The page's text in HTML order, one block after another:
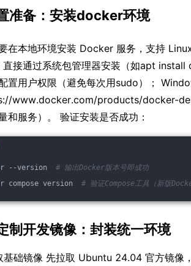
准备：安装docker环境
在本地环境安装 Docker 服务，支持
直接通过系统包管理器安装（如apt
置用户权限（避免每次用sudo）；
www.docker.com/products/docker-
和服务）。 验证安装是否成功：
--version # 输出Docker版本号即成功
compose version # 验证Compose工具（新版
制开发镜像：封装统一环境
基础镜像 先拉取 Ubuntu 24.04 官方镜像